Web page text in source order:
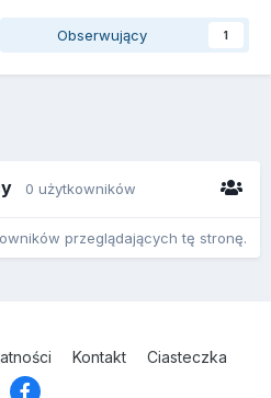
Obserwujący 1
0 użytkowników
przeglądających tę stronę.
Kontakt Ciasteczka